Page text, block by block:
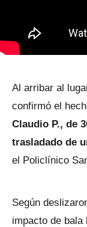
Al arribar al
confirmó el
Claudio P., de
trasladado de
el Policlínico
Según
impacto de